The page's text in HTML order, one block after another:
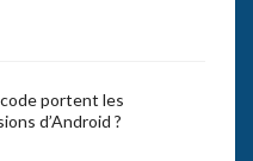
portent les
d’Android ?